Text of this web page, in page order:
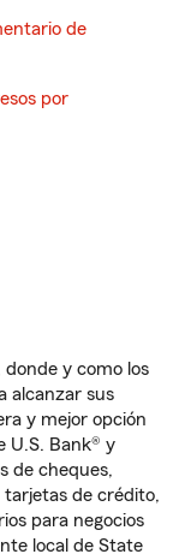
de
por
donde y como los
alcanzar sus
y mejor opción
U.S. Bank® y
de cheques,
tarjetas de crédito,
para negocios
local de State